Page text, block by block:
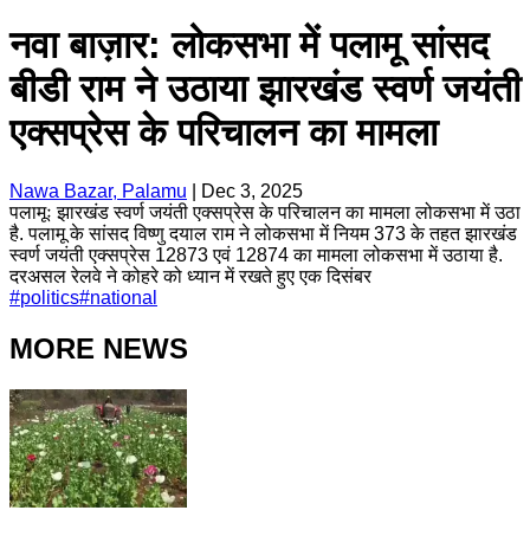
नवा बाज़ार: लोकसभा में पलामू सांसद
बीडी राम ने उठाया झारखंड स्वर्ण जयंती
एक्सप्रेस के परिचालन का मामला
Nawa Bazar, Palamu
Dec 3, 2025
पलामूः झारखंड स्वर्ण जयंती एक्सप्रेस के परिचालन का मामला लोकसभा में उठा
है. पलामू के सांसद विष्णु दयाल राम ने लोकसभा में नियम 373 के तहत झारखंड
स्वर्ण जयंती एक्सप्रेस 12873 एवं 12874 का मामला लोकसभा में उठाया है.
दरअसल रेलवे ने कोहरे को ध्यान में रखते हुए एक दिसंबर
#politics#national
MORE NEWS